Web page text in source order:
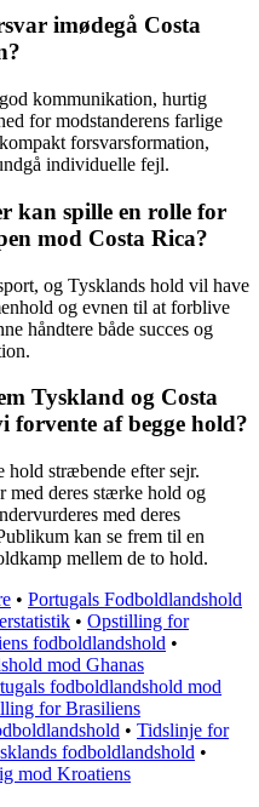
imødegå Costa
kommunikation, hurtig
for modstanderens farlige
forsvarsformation,
individuelle fejl.
kan spille en rolle for
mod Costa Rica?
og Tysklands hold vil have
og evnen til at forblive
håndtere både succes og
Tyskland og Costa
forvente af begge hold?
hold stræbende efter sejr.
med deres stærke hold og
med deres
kan se frem til en
mellem de to hold.
• Portugals Fodboldlandshold
• Opstilling for
fodboldlandshold •
mod Ghanas
fodboldlandshold mod
for Brasiliens
• Tidslinje for
fodboldlandshold •
mod Kroatiens